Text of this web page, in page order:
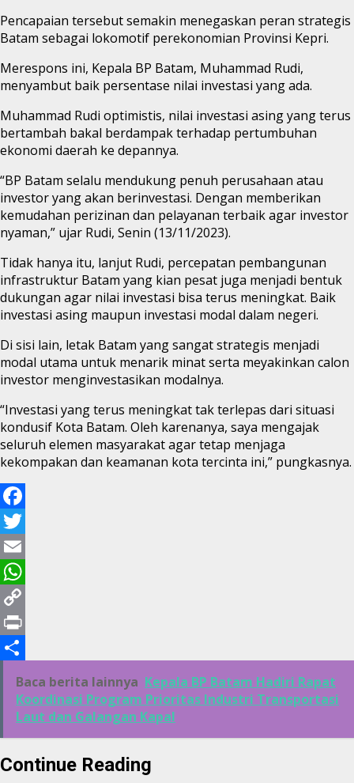
Pencapaian tersebut semakin menegaskan peran strategis
Batam sebagai lokomotif perekonomian Provinsi Kepri.
Merespons ini, Kepala BP Batam, Muhammad Rudi,
menyambut baik persentase nilai investasi yang ada.
Muhammad Rudi optimistis, nilai investasi asing yang terus
bertambah bakal berdampak terhadap pertumbuhan
ekonomi daerah ke depannya.
“BP Batam selalu mendukung penuh perusahaan atau
investor yang akan berinvestasi. Dengan memberikan
kemudahan perizinan dan pelayanan terbaik agar investor
nyaman,” ujar Rudi, Senin (13/11/2023).
Tidak hanya itu, lanjut Rudi, percepatan pembangunan
infrastruktur Batam yang kian pesat juga menjadi bentuk
dukungan agar nilai investasi bisa terus meningkat. Baik
investasi asing maupun investasi modal dalam negeri.
Di sisi lain, letak Batam yang sangat strategis menjadi
modal utama untuk menarik minat serta meyakinkan calon
investor menginvestasikan modalnya.
“Investasi yang terus meningkat tak terlepas dari situasi
kondusif Kota Batam. Oleh karenanya, saya mengajak
seluruh elemen masyarakat agar tetap menjaga
kekompakan dan keamanan kota tercinta ini,” pungkasnya.
Facebook
Twitter
Email
WhatsApp
Copy
Link
Print
ShareBaca berita lainnya Kepala BP Batam Hadiri Rapat
Koordinasi Program Prioritas Industri Transportasi
Laut dan Galangan Kapal
Continue Reading